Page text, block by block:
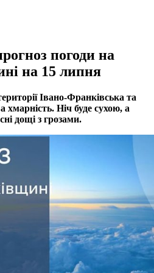
погоди на
на 15 липня
Івано-Франківська та
хмарність. Ніч буде сухою, а
дощі з грозами.